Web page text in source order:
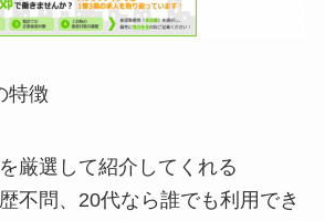
特徴
厳選して紹介してくれる
不問、20代なら誰でも利用でき